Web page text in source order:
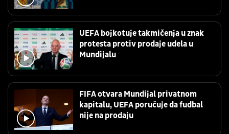
UEFA bojkotuje takmičenja u znak
protesta protiv prodaje udela u
Mundijalu
FIFA otvara Mundijal privatnom
kapitalu, UEFA poručuje da fudbal
nije na prodaju